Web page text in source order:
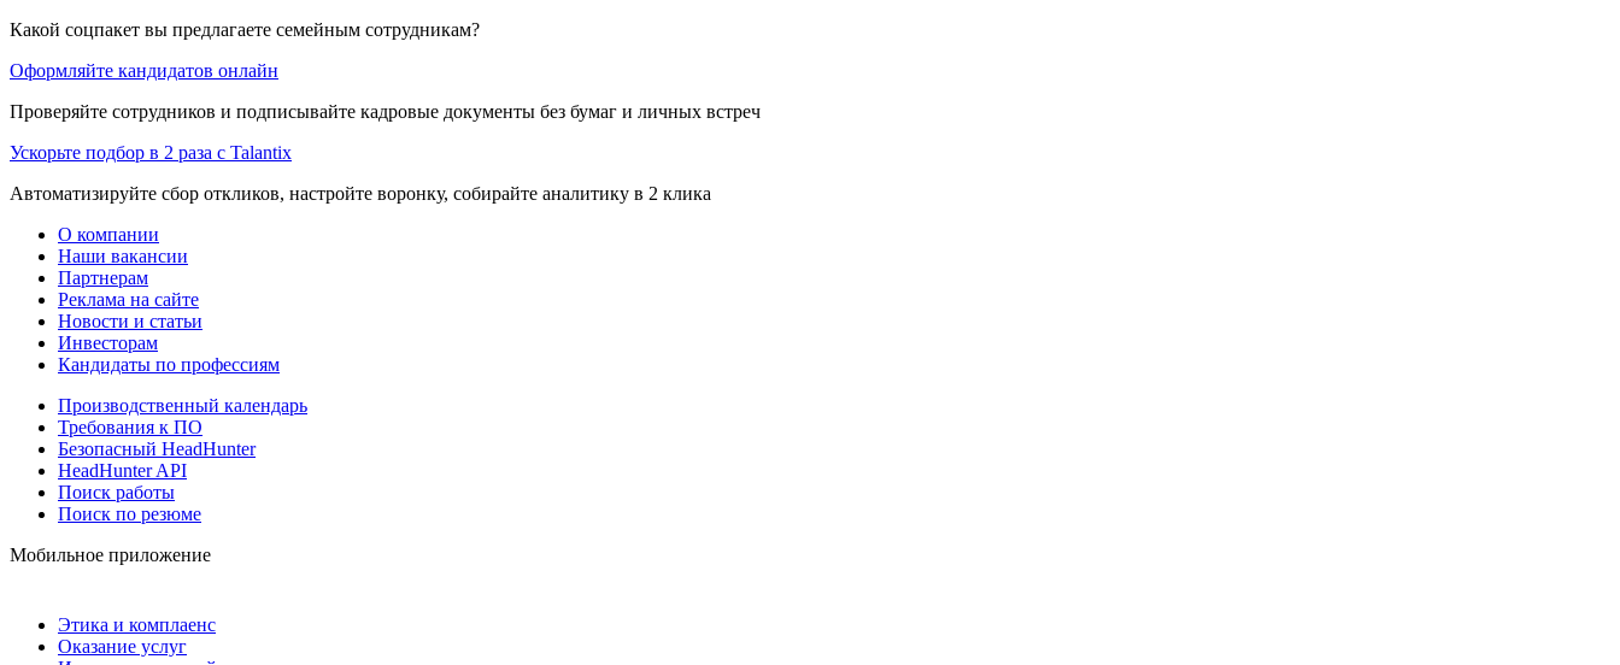
Какой соцпакет вы предлагаете семейным сотрудникам?
Оформляйте кандидатов онлайн
Проверяйте сотрудников и подписывайте кадровые документы без бумаг и личных встреч
Ускорьте подбор в 2 раза с Talantix
Автоматизируйте сбор откликов, настройте воронку, собирайте аналитику в 2 клика
О компании
Наши вакансии
Партнерам
Реклама на сайте
Новости и статьи
Инвесторам
Кандидаты по профессиям
Производственный календарь
Требования к ПО
Безопасный HeadHunter
HeadHunter API
Поиск работы
Поиск по резюме
Мобильное приложение
Этика и комплаенс
Оказание услуг